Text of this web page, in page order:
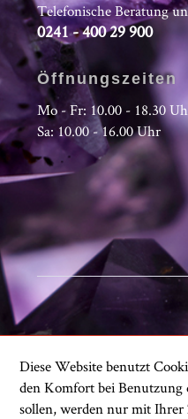
Telefonische Beratung
0241 - 400 29 900
Öffnungszeiten
Mo - Fr: 10.00 - 18.30
Sa: 10.00 - 16.00 Uhr
Diese Website benutzt
den Komfort bei Benutzung
sollen, werden nur mit Ihrer